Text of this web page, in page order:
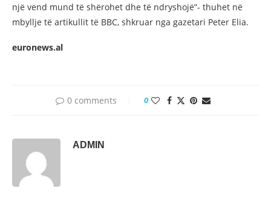
një vend mund të shërohet dhe të ndryshojë”- thuhet në
mbyllje të artikullit të BBC, shkruar nga gazetari Peter Elia.
euronews.al
0 comments 0
ADMIN